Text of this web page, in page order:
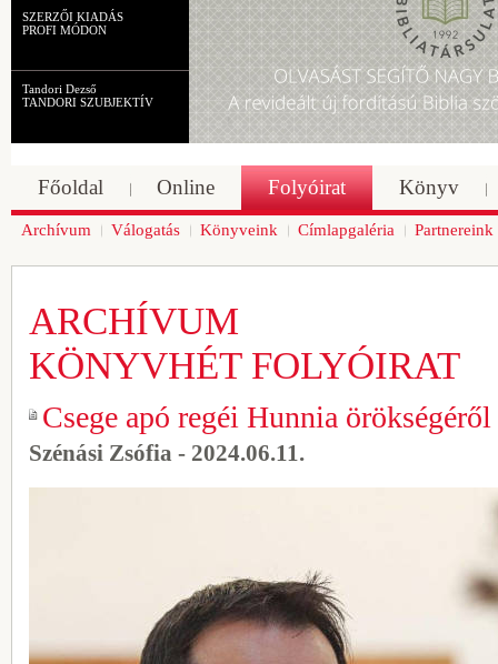
SZERZŐI KIADÁS
PROFI MÓDON
Tandori Dezső
TANDORI SZUBJEKTÍV
Főoldal Online Folyóirat Könyv
Archívum Válogatás Könyveink Címlapgaléria Partnereink
ARCHÍVUM
KÖNYVHÉT FOLYÓIRAT
Csege apó regéi Hunnia
Szénási Zsófia - 2024.06.11.